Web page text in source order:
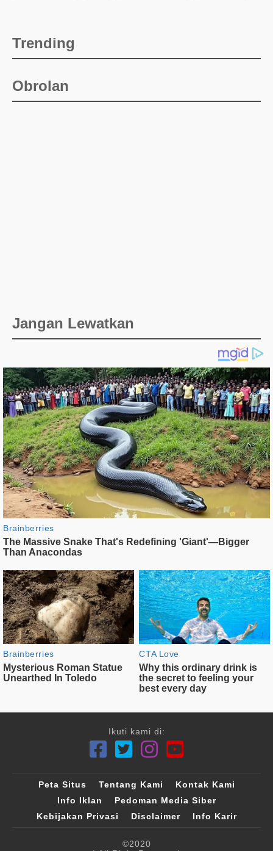
Trending
Obrolan
Jangan Lewatkan
Ikuti kami di:
Peta Situs Tentang Kami
Kontak Kami
Info Iklan
Pedoman Media Siber
Kebijakan Privasi
Disclaimer Info Karir
©2020